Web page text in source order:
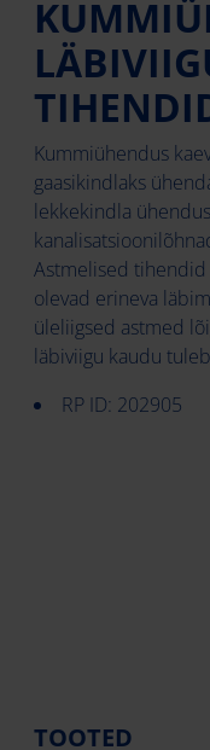
Kummiühendus
gaasikindlaks
lekkekindla
Astmelised
olevad erineva
üleliigsed astmed
läbiviigu kaudu
RP ID: 202905
TOOTED